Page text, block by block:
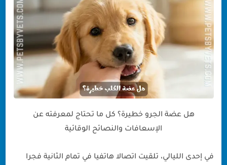
الإسعافات الأولية لعضة الكلب (قاعدة الـ 15 دقيقة)
متى تذهب للمستشفى فوراً؟
لماذا يعض الجرو؟ (عضة اللعب vs الشراسة)
رأي الطبيب البيطري: رسالة من د. جارحي
هل عضة الجرو خطيرة؟ كل ما تحتاج لمعرفته عن
الإسعافات والنصائح الوقائية
في إحدى الليالي، تلقيت اتصالا هاتفيا في تمام الثانية فجرا